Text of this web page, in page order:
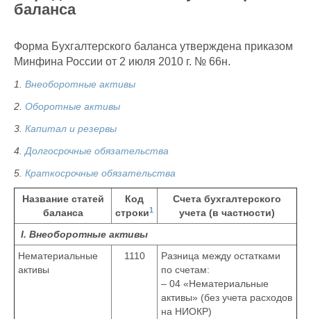
баланса
Форма Бухгалтерского баланса утверждена приказом
Минфина России от 2 июля 2010 г. № 66н.
1. Внеоборотные активы
2. Оборотные активы
3. Капитал и резервы
4. Долгосрочные обязательства
5. Краткосрочные обязательства
Название статей
баланса
Код
строки1
Счета бухгалтерского
учета (в частности)
I. Внеоборотные активы
Нематериальные
активы
1110
Разница между остатками
по счетам:
– 04 «Нематериальные
активы» (без учета расходов
на НИОКР)